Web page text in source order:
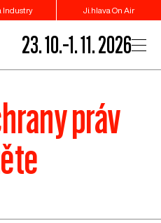
Industry Ji.hlava On Air
23. 10.–1. 11. 2026
práv